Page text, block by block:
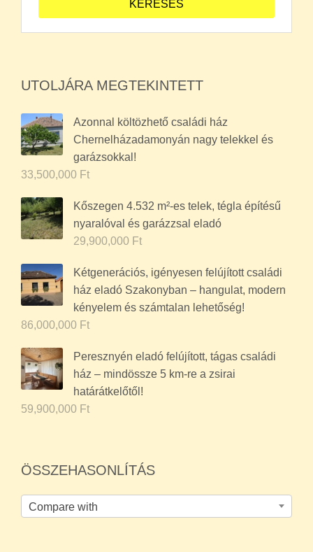
UTOLJÁRA MEGTEKINTETT
Azonnal költözhető családi ház
Chernelházadamonyán nagy telekkel és
garázsokkal!
33,500,000 Ft
Kőszegen 4.532 m²-es telek, tégla építésű
nyaralóval és garázzsal eladó
29,900,000 Ft
Kétgenerációs, igényesen felújított családi
ház eladó Szakonyban – hangulat, modern
kényelem és számtalan lehetőség!
86,000,000 Ft
Peresznyén eladó felújított, tágas családi
ház – mindössze 5 km-re a zsirai
határátkelőtől!
59,900,000 Ft
ÖSSZEHASONLÍTÁS
Compare with